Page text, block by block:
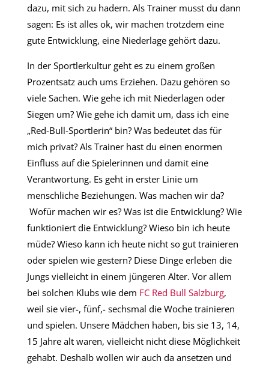
dazu, mit sich zu hadern. Als Trainer musst du dann
sagen: Es ist alles ok, wir machen trotzdem eine
gute Entwicklung, eine Niederlage gehört dazu.
In der Sportlerkultur geht es zu einem großen
Prozentsatz auch ums Erziehen. Dazu gehören so
viele Sachen. Wie gehe ich mit Niederlagen oder
Siegen um? Wie gehe ich damit um, dass ich eine
„Red-Bull-Sportlerin“ bin? Was bedeutet das für
mich privat? Als Trainer hast du einen enormen
Einfluss auf die Spielerinnen und damit eine
Verantwortung. Es geht in erster Linie um
menschliche Beziehungen. Was machen wir da?
Wofür machen wir es? Was ist die Entwicklung? Wie
funktioniert die Entwicklung? Wieso bin ich heute
müde? Wieso kann ich heute nicht so gut trainieren
oder spielen wie gestern? Diese Dinge erleben die
Jungs vielleicht in einem jüngeren Alter. Vor allem
bei solchen Klubs wie dem FC Red Bull Salzburg,
weil sie vier-, fünf,- sechsmal die Woche trainieren
und spielen. Unsere Mädchen haben, bis sie 13, 14,
15 Jahre alt waren, vielleicht nicht diese Möglichkeit
gehabt. Deshalb wollen wir auch da ansetzen und